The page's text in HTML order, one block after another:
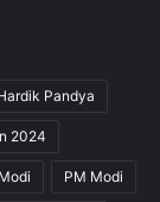
Pandya
2024
PM Modi